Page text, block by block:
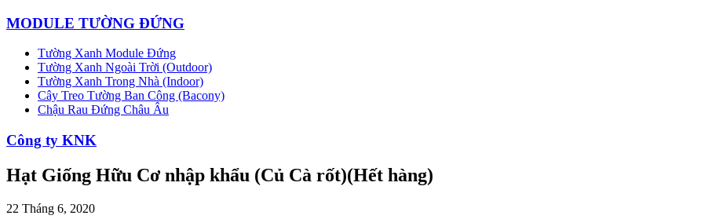
MODULE TƯỜNG ĐỨNG
Tường Xanh Module Đứng
Tường Xanh Ngoài Trời (Outdoor)
Tường Xanh Trong Nhà (Indoor)
Cây Treo Tường Ban Công (Bacony)
Chậu Rau Đứng Châu Âu
Công ty KNK
Hạt Giống Hữu Cơ nhập khẩu (Củ Cà rốt)(Hết hàng)
22 Tháng 6, 2020